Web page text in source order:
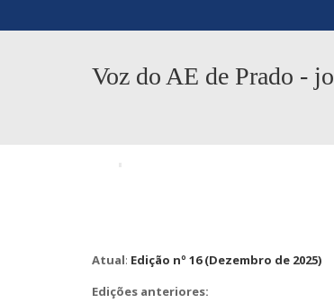
Voz do AE de Prado -
Atual: Edição nº 16 (Dezembro de 2025)
Edições anteriores: